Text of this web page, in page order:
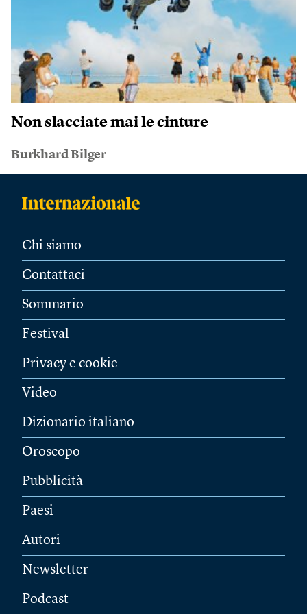
Non slacciate mai le cinture
Burkhard Bilger
Chi siamo
Contattaci
Sommario
Festival
Privacy e cookie
Video
Dizionario italiano
Oroscopo
Pubblicità
Paesi
Autori
Newsletter
Podcast